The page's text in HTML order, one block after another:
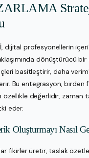
dijital profesyonellerin
dönüştürücü
basitleştirir, daha
Bu entegrasyon, birden
özellikle değerlidir, zaman
eder.
Oluşturmayı Nasıl
fikirler üretir, taslak